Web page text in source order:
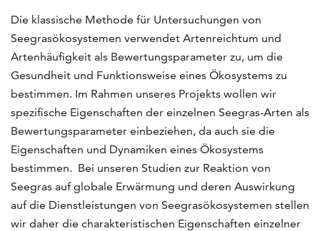
Die klassische Methode für Untersuchungen von
Seegrasökosystemen verwendet Artenreichtum und
Artenhäufigkeit als Bewertungsparameter zu, um die
Gesundheit und Funktionsweise eines Ökosystems zu
bestimmen. Im Rahmen unseres Projekts wollen wir
spezifische Eigenschaften der einzelnen Seegras-Arten als
Bewertungsparameter einbeziehen, da auch sie die
Eigenschaften und Dynamiken eines Ökosystems
bestimmen. Bei unseren Studien zur Reaktion von
Seegras auf globale Erwärmung und deren Auswirkung
auf die Dienstleistungen von Seegrasökosystemen stellen
wir daher die charakteristischen Eigenschaften einzelner